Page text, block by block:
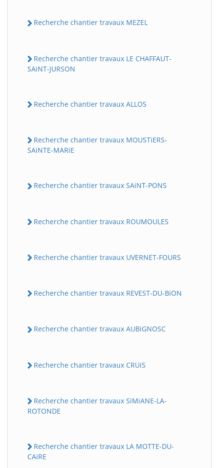
Recherche chantier travaux MEZEL
Recherche chantier travaux LE CHAFFAUT-
SAiNT-JURSON
Recherche chantier travaux ALLOS
Recherche chantier travaux MOUSTiERS-
SAiNTE-MARiE
Recherche chantier travaux SAiNT-PONS
Recherche chantier travaux ROUMOULES
Recherche chantier travaux UVERNET-FOURS
Recherche chantier travaux REVEST-DU-BiON
Recherche chantier travaux AUBiGNOSC
Recherche chantier travaux CRUiS
Recherche chantier travaux SiMiANE-LA-
ROTONDE
Recherche chantier travaux LA MOTTE-DU-
CAiRE